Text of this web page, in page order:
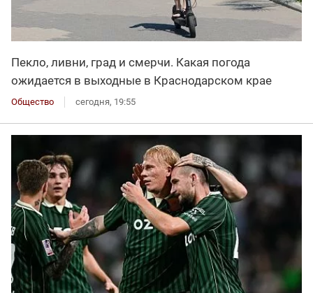
Пекло, ливни, град и смерчи. Какая погода
ожидается в выходные в Краснодарском крае
Общество сегодня, 19:55